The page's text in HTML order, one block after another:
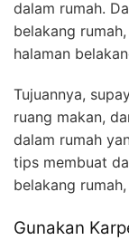
dalam rumah.
belakang
halaman
Tujuannya,
ruang makan,
dalam rumah
tips membuat
belakang
Gunakan